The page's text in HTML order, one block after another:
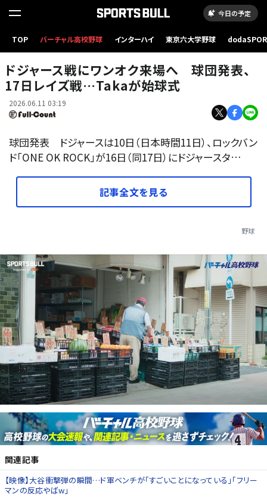
今日の予定
TOP バーチャル高校野球 インターハイ 東京六大学野球
ロックバンド「ONE OK ROCK」の来場が発表【写真：ドジャース提供】
ドジャース戦にワンオク来場へ 球団発表、
17日レイズ戦…Takaが始球式
2026.06.11 03:19
球団発表 ドジャースは10日（日本時間11日）、ロックバン
ド「ONE OK ROCK」が16日（同17日）にドジャースタ…
記事全文を見る
野球
関連記事
【映像】大谷衝撃弾の瞬間…ド軍ベンチが「すごいことになっている」「フリー
マンの反応やばw」